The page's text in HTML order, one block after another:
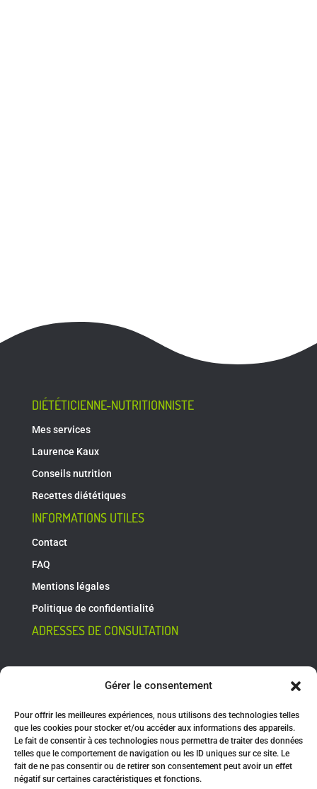
Gérer le consentement
Pour offrir les meilleures expériences, nous utilisons des technologies telles
que les cookies pour stocker et/ou accéder aux informations des appareils.
Le fait de consentir à ces technologies nous permettra de traiter des données
telles que le comportement de navigation ou les ID uniques sur ce site. Le
fait de ne pas consentir ou de retirer son consentement peut avoir un effet
négatif sur certaines caractéristiques et fonctions.
DIÉTÉTICIENNE-NUTRITIONNISTE
Mes services
Laurence Kaux
Conseils nutrition
Recettes diététiques
INFORMATIONS UTILES
Contact
FAQ
Mentions légales
Politique de confidentialité
ADRESSES DE CONSULTATION
Rue Hubble 7
4031 Angleur